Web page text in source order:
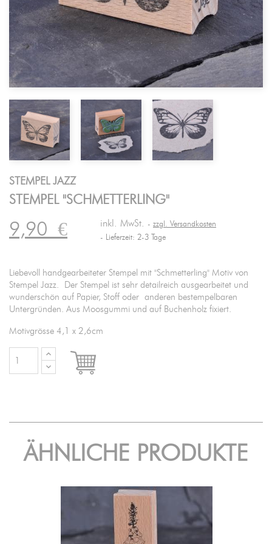
STEMPEL JAZZ
STEMPEL "SCHMETTERLING"
9,90€ inkl. MwSt.
zzgl. Versandkosten
Lieferzeit: 2-3 Tage
Liebevoll handgearbeiteter Stempel mit "Schmetterling" Motiv von
Stempel Jazz. Der Stempel ist sehr detailreich ausgearbeitet und
wunderschön auf Papier, Stoff oder anderen bestempelbaren
Untergründen. Aus Moosgummi und auf Buchenholz fixiert.
Motivgrösse 4,1 x 2,6cm

ÄHNLICHE PRODUKTE